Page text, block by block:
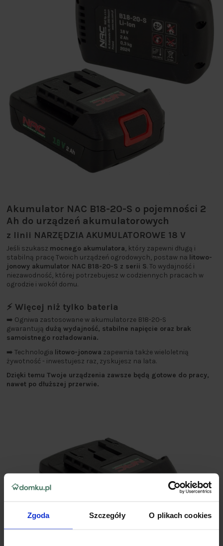
Zgoda Szczegóły O plikach cookies
Akumulator NAC B18-20-S o pojemności 2
Ah do urządzeń akumulatorowych
z linii NARZĘDZIA AKUMULATOROWE 18 V
Jeśli szukasz mocnego akumulatora, który zapewni długą i
stabilną pracę Twoich urządzeń ogrodowych, postaw na litowo-
jonowy akumulator NAC B18-20-S z serii S. To wydajność i
niezawodność, której potrzebujesz w codziennych pracach w
ogrodzie i wokół domu.
⚡ Więcej niż tylko bateria
➡️ Ogniwa zastosowane w akumulatorze B18-20-S
gwarantują dużą wydajność, stabilne napięcie oraz brak
samoistnego rozładowania.
➡️ Technologia litowo-jonowa zapewnia także wieloletnią
żywotność - inwestujesz raz, zyskujesz na lata.
Dzięki temu Twoje urządzenia zawsze będą gotowe do pracy,
nawet po dłuższej przerwie.